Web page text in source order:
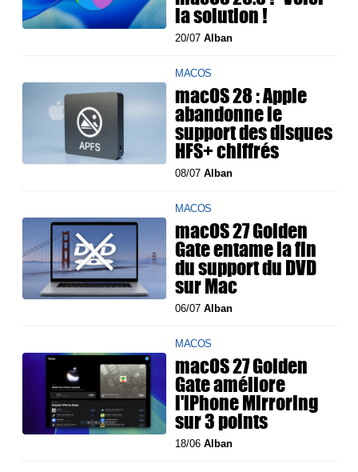
la solution !
20/07Alban
MACOS
macOS 28 : Apple
abandonne le
support des disques
HFS+ chiffrés
08/07Alban
MACOS
macOS 27 Golden
Gate entame la fin
du support du DVD
sur Mac
06/07Alban
MACOS
macOS 27 Golden
Gate améliore
l'iPhone Mirroring
sur 3 points
18/06Alban